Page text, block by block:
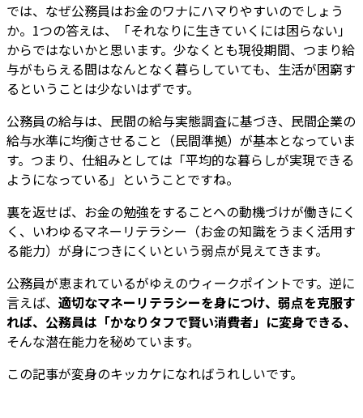
では、なぜ公務員はお金のワナにハマりやすいのでしょう
か。1つの答えは、「それなりに生きていくには困らない」
からではないかと思います。少なくとも現役期間、つまり給
与がもらえる間はなんとなく暮らしていても、生活が困窮す
るということは少ないはずです。
公務員の給与は、民間の給与実態調査に基づき、民間企業の
給与水準に均衡させること（民間準拠）が基本となっていま
す。つまり、仕組みとしては「平均的な暮らしが実現できる
ようになっている」ということですね。
裏を返せば、お金の勉強をすることへの動機づけが働きにく
く、いわゆるマネーリテラシー（お金の知識をうまく活用す
る能力）が身につきにくいという弱点が見えてきます。
公務員が恵まれているがゆえのウィークポイントです。逆に
言えば、 適切なマネーリテラシーを身につけ、弱点を克服す
れば、公務員は「かなりタフで賢い消費者」に変身できる、
そんな潜在能力を秘めています。
この記事が変身のキッカケになればうれしいです。